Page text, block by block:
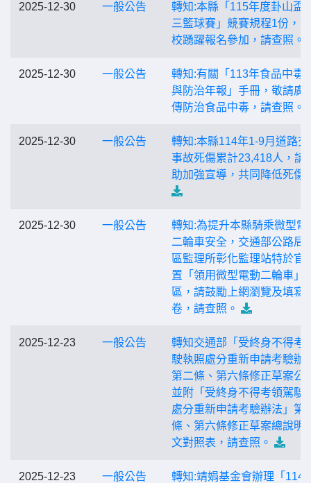
2025-12-30 一般公告
轉知:本縣「115年度卦山盃
三籃球賽」競賽規程1份，
校踴躍報名參加，請查照。
2025-12-30 一般公告
轉知:有關「113年食品中毒
與防治年報」手冊，敬請廣
傳防治食品中毒，請查照。
2025-12-30 一般公告
轉知:本縣114年1-9月道路交
事故死傷累計23,418人，請
助加強宣導，共同降低死傷
2025-12-30 一般公告
轉知:為提升本縣騎乘微型電
二輪車安全，交通部公路局
區監理所彰化監理站特於官
置「領用微型電動二輪車」
區，請鼓勵上網瀏覽及填寫
卷，請查照。
2025-12-23 一般公告
轉知交通部「受終身不得考
駛執照處分重新申請考驗辦
第二條、第六條修正草案公
並附「受終身不得考領駕駛
處分重新申請考驗辦法」第
條、第六條修正草案總說明
文對照表，請查照。
2025-12-23 一般公告
轉知:靖娟基金會辦理「114